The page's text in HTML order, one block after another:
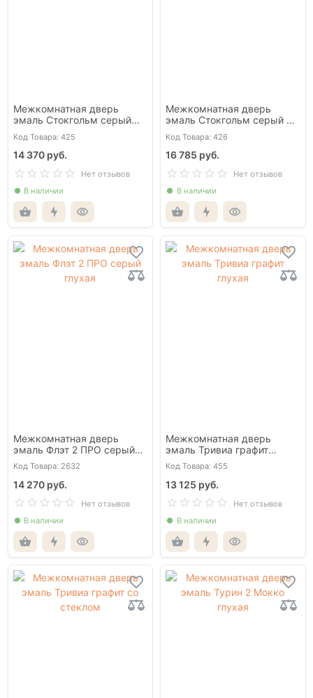
Межкомнатная дверь
эмаль Стокгольм серый
глухая
Код Товара: 425
14 370 руб.
Нет отзывов
В наличии
Межкомнатная дверь
эмаль Стокгольм серый со
стеклом
Код Товара: 426
16 785 руб.
Нет отзывов
В наличии
Межкомнатная дверь
эмаль Флэт 2 ПРО серый
глухая
Код Товара: 2632
14 270 руб.
Нет отзывов
В наличии
Межкомнатная дверь
эмаль Тривиа графит
глухая
Код Товара: 455
13 125 руб.
Нет отзывов
В наличии